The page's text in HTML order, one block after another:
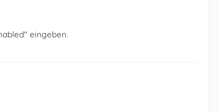
eingeben.